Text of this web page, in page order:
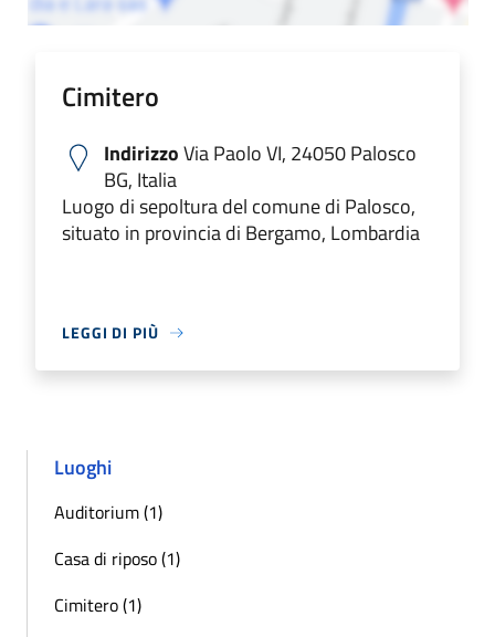
Cimitero
IndirizzoVia Paolo VI, 24050 Palosco
BG, Italia
Luogo di sepoltura del comune di Palosco,
situato in provincia di Bergamo, Lombardia
LEGGI DI PIÙ
Luoghi
Auditorium (1)
Casa di riposo (1)
Cimitero (1)